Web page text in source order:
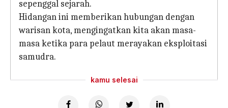
sepenggal sejarah.
Hidangan ini memberikan hubungan dengan
warisan kota, mengingatkan kita akan masa-
masa ketika para pelaut merayakan eksploitasi
samudra.
kamu selesai